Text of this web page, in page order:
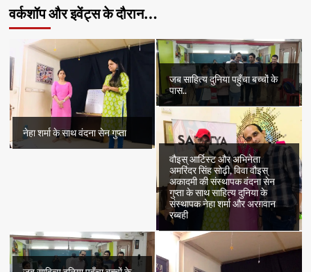
वर्कशॉप और इवेंट्स के दौरान…
नेहा शर्मा के साथ वंदना सेन गुप्ता
जब साहित्य दुनिया पहुँचा बच्चों के
पास..
वौइस् आर्टिस्ट और अभिनेता
अमरिंदर सिंह सोढ़ी, विवा वौइस्
अकादमी की संस्थापक वंदना सेन
गुप्ता के साथ साहित्य दुनिया के
संस्थापक नेहा शर्मा और अरग़वान
रब्बही